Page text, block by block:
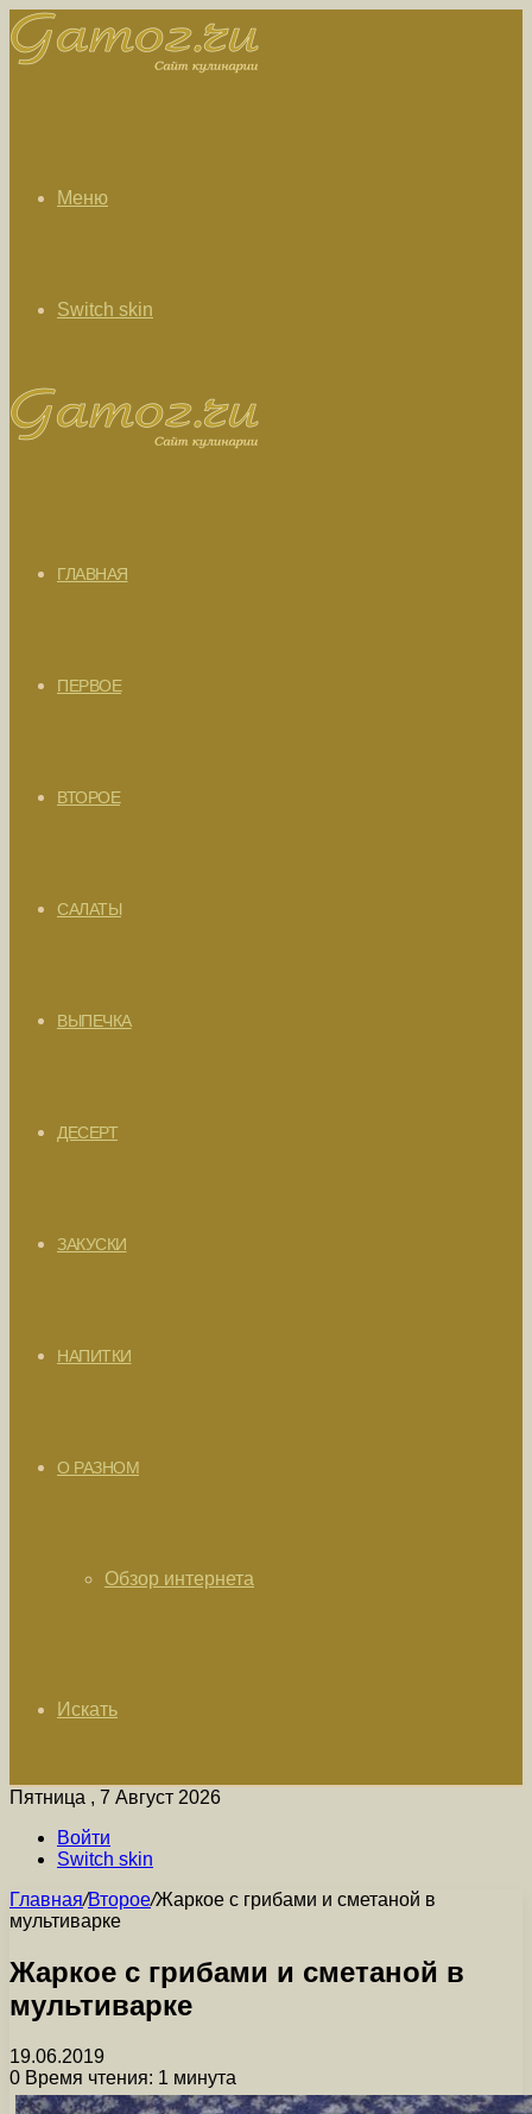
Меню
Switch skin
ГЛАВНАЯ
ПЕРВОЕ
ВТОРОЕ
САЛАТЫ
ВЫПЕЧКА
ДЕСЕРТ
ЗАКУСКИ
НАПИТКИ
О РАЗНОМ
Обзор интернета
Искать
Пятница , 7 Август 2026
Войти
Switch skin
Главная/Второе/Жаркое с грибами и сметаной в
мультиварке
Жаркое с грибами и сметаной в
мультиварке
19.06.2019
0 Время чтения: 1 минута